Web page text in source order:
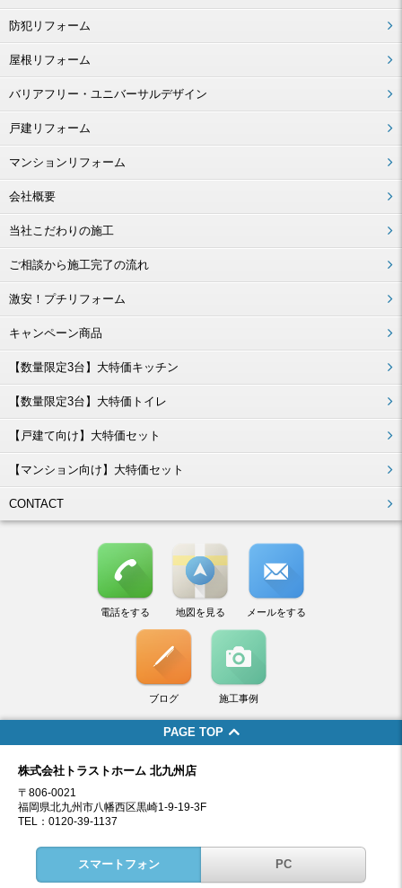
防犯リフォーム
屋根リフォーム
バリアフリー・ユニバーサルデザイン
戸建リフォーム
マンションリフォーム
会社概要
当社こだわりの施工
ご相談から施工完了の流れ
激安！プチリフォーム
キャンペーン商品
【数量限定3台】大特価キッチン
【数量限定3台】大特価トイレ
【戸建て向け】大特価セット
【マンション向け】大特価セット
CONTACT
電話をする 地図を見る メールをする
ブログ 施工事例
PAGE TOP
株式会社トラストホーム 北九州店
〒806-0021
福岡県北九州市八幡西区黒崎1-9-19-3F
TEL：0120-39-1137
スマートフォン PC